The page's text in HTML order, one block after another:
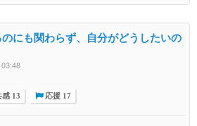
にも関わらず、自分がどうしたいの
13 応援 17